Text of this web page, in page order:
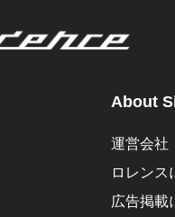
About
運営会社
ロレンス
広告掲載